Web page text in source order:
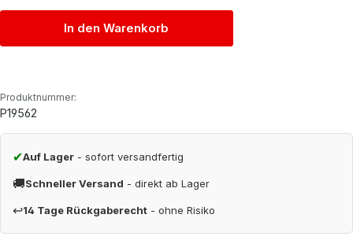
In den Warenkorb
Produktnummer:
P19562
✔Auf Lager - sofort versandfertig
🚚Schneller Versand - direkt ab Lager
↩14 Tage Rückgaberecht - ohne Risiko